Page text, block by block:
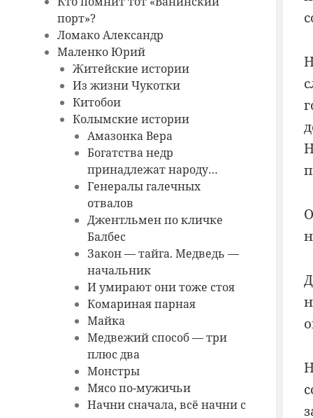
порт»?
Ломако Александр
Маленко Юрий
Житейские истории
Из жизни Чукотки
Китобои
Колымские истории
Амазонка Вера
Богатства недр
принадлежат народу…
Генералы галечных
отвалов
Джентльмен по кличке
Балбес
Закон — тайга. Медведь —
начальник
И умирают они тоже стоя
Комариная парная
Майка
Медвежий способ — три
плюс два
Монстры
Мясо по-мужичьи
Начни сначала, всё начни с